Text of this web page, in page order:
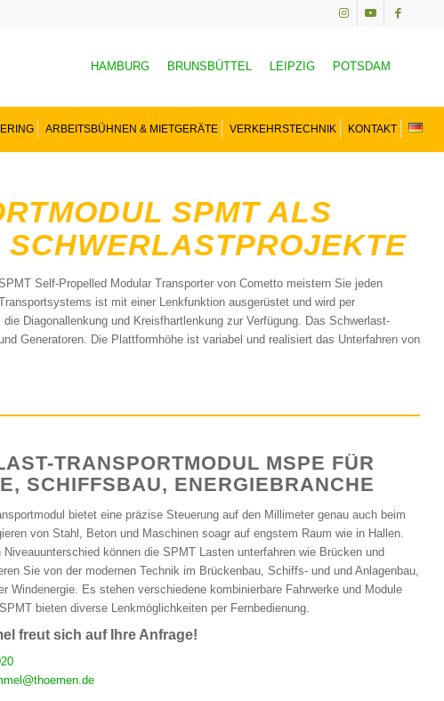
HAMBURG BRUNSBÜTTEL LEIPZIG POTSDAM
ARBEITSBÜHNEN & MIETGERÄTE VERKEHRSTECHNIK KONTAKT
SPMT ALS
Self-Propelled Modular Transporter von Cometto meistern Sie jeden
ist mit einer Lenkfunktion ausgerüstet und wird per
Diagonallenkung und Kreisfhartlenkung zur Verfügung. Das Schwerlast-
Generatoren. Die Plattformhöhe ist variabel und realisiert das Unterfahren von
TRANSPORTMODUL MSPE FÜR
SCHIFFSBAU, ENERGIEBRANCHE
bietet eine präzise Steuerung auf den Millimeter genau auch beim
von Stahl, Beton und Maschinen soagr auf engstem Raum wie in Hallen.
Niveauunterschied können die SPMT Lasten unterfahren wie Brücken und
Sie von der modernen Technik im Brückenbau, Schiffs- und und Anlagenbau,
Windenergie. Es stehen verschiedene kombinierbare Fahrwerke und Module
bieten diverse Lenkmöglichkeiten per Fernbedienung.
freut sich auf Ihre Anfrage!